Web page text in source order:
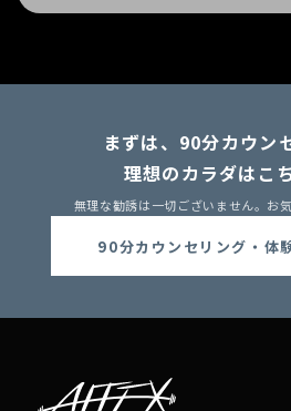
まずは、90分カウン
理想のカラダはこ
無理な勧誘は一切ございません。お
90分カウンセリング・体